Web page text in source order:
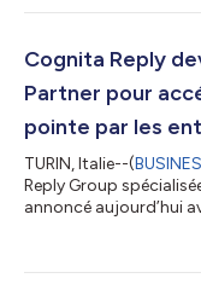
la même période en
consolidé s'élève à
d'euros en 2...
Cognita Reply
Partner pour
pointe par les
TURIN, Italie--(
Reply Group
annoncé aujourd’hui
partenaires de